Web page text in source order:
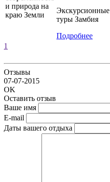
Экскурсионные
туры Замбия
Подробнее
1
Отзывы
07-07-2015
OK
Оставить отзыв
Ваше имя
E-mail
Даты вашего отдыха